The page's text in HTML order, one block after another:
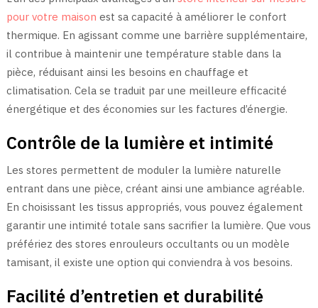
pour votre maison est sa capacité à améliorer le confort
thermique. En agissant comme une barrière supplémentaire,
il contribue à maintenir une température stable dans la
pièce, réduisant ainsi les besoins en chauffage et
climatisation. Cela se traduit par une meilleure efficacité
énergétique et des économies sur les factures d’énergie.
Contrôle de la lumière et intimité
Les stores permettent de moduler la lumière naturelle
entrant dans une pièce, créant ainsi une ambiance agréable.
En choisissant les tissus appropriés, vous pouvez également
garantir une intimité totale sans sacrifier la lumière. Que vous
préfériez des stores enrouleurs occultants ou un modèle
tamisant, il existe une option qui conviendra à vos besoins.
Facilité d’entretien et durabilité